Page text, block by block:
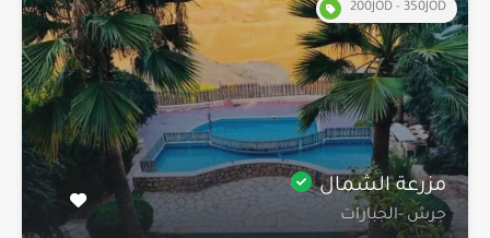
200JOD - 350JOD
مزرعة الشمال
جرش -الجبارات